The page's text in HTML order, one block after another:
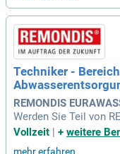
Techniker -
REMONDIS
Werden Sie Teil von
gewährleisten wir mit
Vollzeit | + weitere
mehr erfahren